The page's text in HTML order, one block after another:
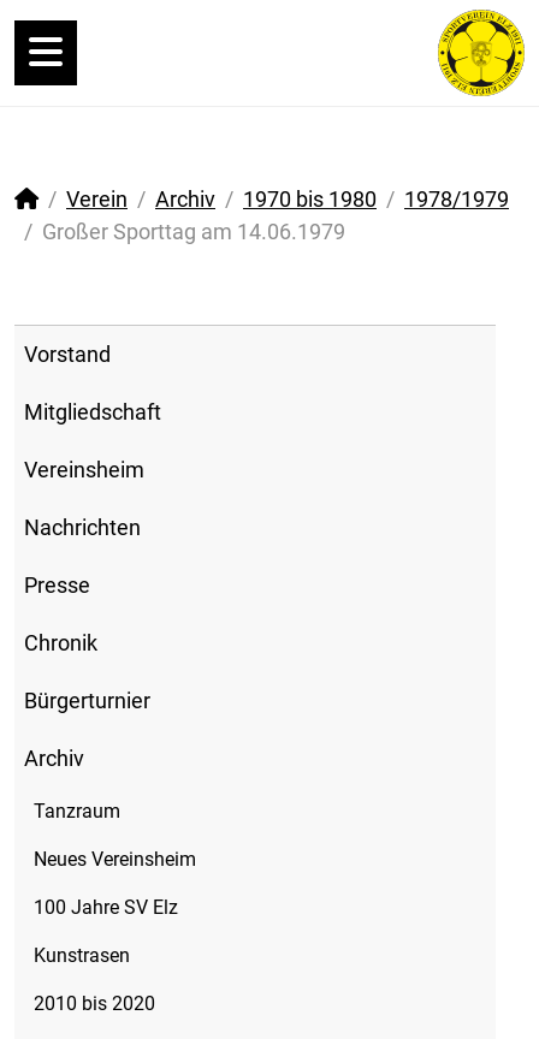
Verein Archiv 1970 bis 1980
1978/1979
Großer Sporttag am 14.06.1979
Vorstand
Mitgliedschaft
Vereinsheim
Nachrichten
Presse
Chronik
Bürgerturnier
Archiv
Tanzraum
Neues Vereinsheim
100 Jahre SV Elz
Kunstrasen
2010 bis 2020